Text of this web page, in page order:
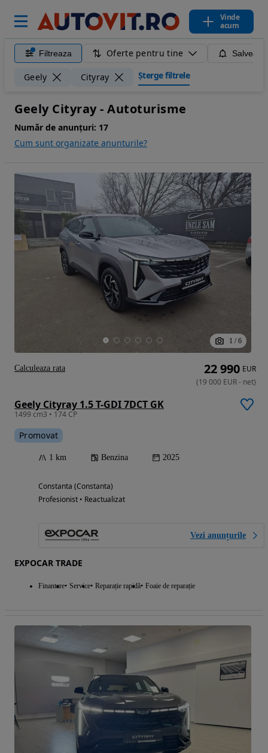
Vinde
acum
Filtreaza Oferte pentru tine
Geely Cityray Șterge filtrele
Geely Cityray - Autoturisme
Număr de anunțuri: 17
Cum sunt organizate anunturile?
1 / 6
Geely Cityray 1.5 T-GDI 7DCT GK
1499 cm3 • 174 CP
Promovat
1 km Benzina 2025
Constanta (Constanta)
Profesionist • Reactualizat
Vezi anunțurile
EXPOCAR TRADE
Finantare Service Reparație rapidă Foaie de reparație
22 990 EUR
(19 000 EUR- net)
Calculeaza rata